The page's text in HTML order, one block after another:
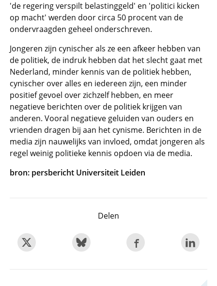
'de regering verspilt belastinggeld' en 'politici kicken
op macht' werden door circa 50 procent van de
ondervraagden geheel onderschreven.
Jongeren zijn cynischer als ze een afkeer hebben van
de politiek, de indruk hebben dat het slecht gaat met
Nederland, minder kennis van de politiek hebben,
cynischer over alles en iedereen zijn, een minder
positief gevoel over zichzelf hebben, en meer
negatieve berichten over de politiek krijgen van
anderen. Vooral negatieve geluiden van ouders en
vrienden dragen bij aan het cynisme. Berichten in de
media zijn nauwelijks van invloed, omdat jongeren als
regel weinig politieke kennis opdoen via de media.
bron: persbericht Universiteit Leiden
Delen